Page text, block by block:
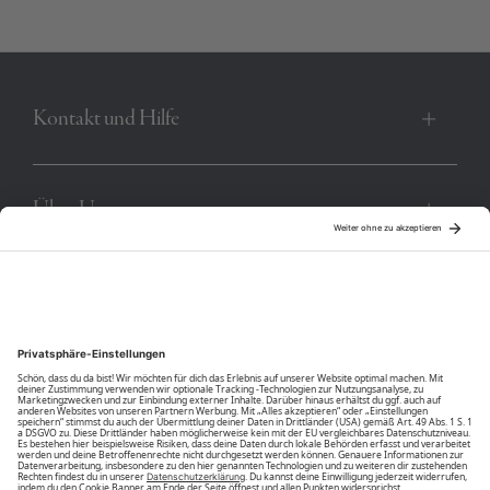
Kontakt und Hilfe
Über Uns
Unsere Vorteile
Unsere Partner